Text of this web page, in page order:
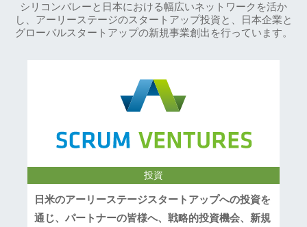
シリコンバレーと日本における幅広いネットワークを活か
し、アーリーステージのスタートアップ投資と、日本企業と
グローバルスタートアップの新規事業創出を行っています。
投資
日米のアーリーステージスタートアップへの投資を
通じ、パートナーの皆様へ、戦略的投資機会、新規